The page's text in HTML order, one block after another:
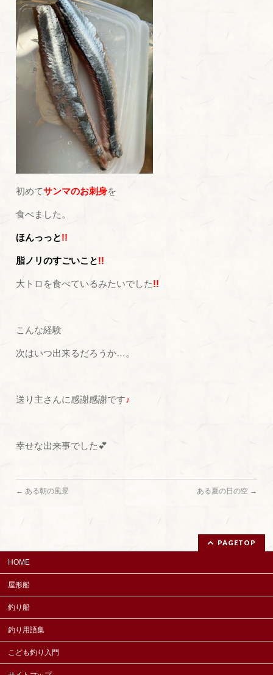
初めてサンマのお刺身を
食べました。
ほんっっと!!
脂ノリのすごいこと!!
大トロを食べているみたいでした!!
こんな経験
次はいつ出来るだろうか…。
送り主さんに感謝感謝です♪
幸せな出来事でした💕
← ある朝の風景 ある夏の日の空 →
PAGETOP
HOME
屋形船
釣り船
釣り用語集
こども釣り入門